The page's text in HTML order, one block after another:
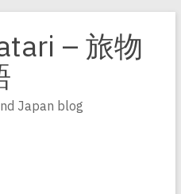
– 旅物
Japan blog